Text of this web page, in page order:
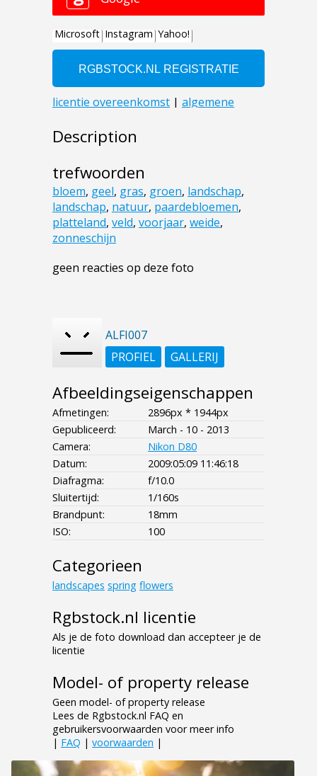
Description
trefwoorden
bloem, geel, gras, groen, landschap,
landschap, natuur, paardebloemen,
platteland, veld, voorjaar, weide,
zonneschijn
geen reacties op deze foto
ALFI007
PROFIEL
GALLERIJ
Afbeeldingseigenschappen
Afmetingen:
2896px * 1944px
Gepubliceerd:
March - 10 - 2013
Camera:
Nikon D80
Datum:
2009:05:09 11:46:18
Diafragma:
f/10.0
Sluitertijd:
1/160s
Brandpunt:
18mm
ISO:
100
Categorieen
landscapes spring flowers
Rgbstock.nl licentie
Als je de foto download dan accepteer je de
licentie
Model- of property release
Geen model- of property release
Lees de Rgbstock.nl FAQ en
gebruikersvoorwaarden voor meer info
| FAQ | voorwaarden |